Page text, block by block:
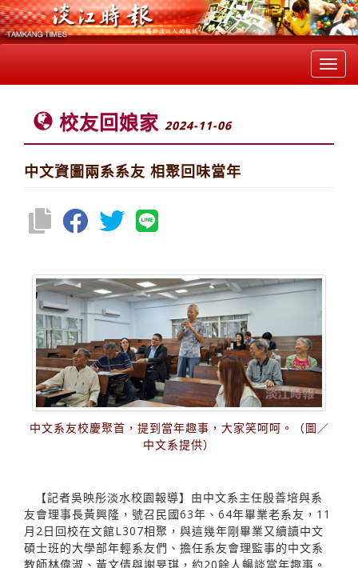
校友回娘家 2024-11-06
中文資圖兩系系友 相聚回味當年
中文系友校慶聚首，提到當年趣事，大家笑呵呵。（圖／
中文系提供）
【記者吳映彤淡水校園報導】由中文系主任殷善培與系
友會理事長黃興隆，號召民國63年、64年畢業老系友，11
月2日回校在文館L307相聚，與這幾年剛畢業又續讀中文
碩士班的大學部年輕系友們、擔任系友會理監事的中文系
教師林偉淑、黃文倩與謝旻琪，約20餘人暢談當年趣事。